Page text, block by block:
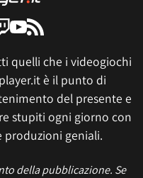
quelli che i videogiochi
è il punto di
del presente e
stupiti ogni giorno con
produzioni geniali.
della pubblicazione. Se